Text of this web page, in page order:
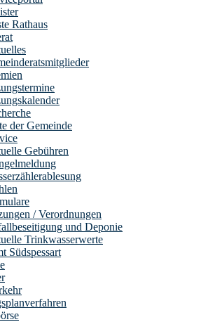
Rathaus
der Gemeinde
Gebühren
/ Verordnungen
und Deponie
Trinkwasserwerte
Südspessart